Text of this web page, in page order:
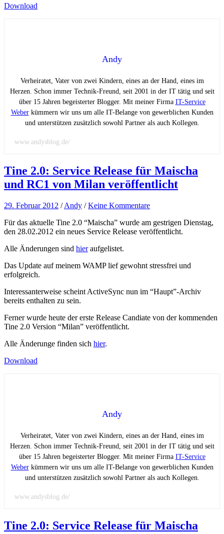
Download
Andy
Verheiratet, Vater von zwei Kindern, eines an der Hand, eines im
Herzen. Schon immer Technik-Freund, seit 2001 in der IT tätig und seit
über 15 Jahren begeisterter Blogger. Mit meiner Firma IT-Service
Weberkümmern wir uns um alle IT-Belange von gewerblichen Kunden
und unterstützen zusätzlich sowohl Partner als auch Kollegen.
www.andysblog.de/
Tine 2.0: Service Release für Maischa
und RC1 von Milan veröffentlicht
29. Februar 2012 /Andy /Keine Kommentare
Für das aktuelle Tine 2.0 “Maischa” wurde am gestrigen Dienstag,
den 28.02.2012 ein neues Service Release veröffentlicht.
Alle Änderungen sind hieraufgelistet.
Das Update auf meinem WAMP lief gewohnt stressfrei und
erfolgreich.
Interessanterweise scheint ActiveSync nun im “Haupt”-Archiv
bereits enthalten zu sein.
Ferner wurde heute der erste Release Candiate von der kommenden
Tine 2.0 Version “Milan” veröffentlicht.
Alle Änderunge finden sich hier.
Download
Andy
Verheiratet, Vater von zwei Kindern, eines an der Hand, eines im
Herzen. Schon immer Technik-Freund, seit 2001 in der IT tätig und seit
über 15 Jahren begeisterter Blogger. Mit meiner Firma IT-Service
Weberkümmern wir uns um alle IT-Belange von gewerblichen Kunden
und unterstützen zusätzlich sowohl Partner als auch Kollegen.
www.andysblog.de/
Tine 2.0: Service Release für Maischa